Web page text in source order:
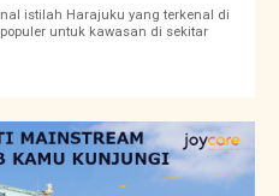
istilah Harajuku yang terkenal di
untuk kawasan di sekitar